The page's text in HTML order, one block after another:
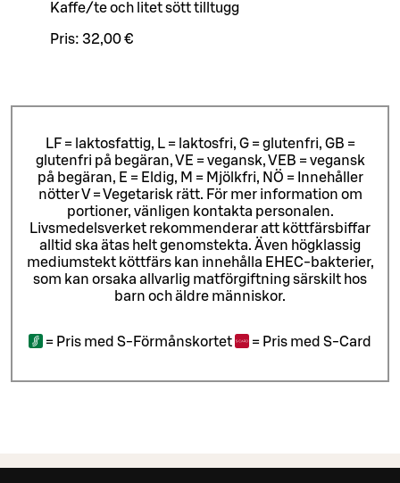
Kaffe/te och litet sött tilltugg
Pris: 32,00 €
LF = laktosfattig, L = laktosfri, G = glutenfri, GB =
glutenfri på begäran, VE = vegansk, VEB = vegansk
på begäran, E = Eldig, M = Mjölkfri, NÖ = Innehåller
nötter V = Vegetarisk rätt. För mer information om
portioner, vänligen kontakta personalen.
Livsmedelsverket rekommenderar att köttfärsbiffar
alltid ska ätas helt genomstekta. Även högklassig
mediumstekt köttfärs kan innehålla EHEC-bakterier,
som kan orsaka allvarlig matförgiftning särskilt hos
barn och äldre människor.
= Pris med S-Förmånskortet = Pris med S-Card